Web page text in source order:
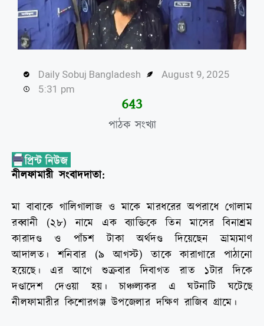
Daily Sobuj Bangladesh
August 9, 2025
5:31 pm
পাঠক সংখ্যা
644
নীলফামারী সংবাদদাতা:
মা বাবাকে গালিগালাজ ও মাকে মারধরের অপরাধে গোলাম
রব্বানী (২৮) নামে এক ব্যাক্তিকে তিন মাসের বিনাশ্রম
কারাদণ্ড ও পাঁচশ টাকা অর্থদণ্ড দিয়েছেন ভ্রাম্যমাণ
আদালত। শনিবার (৯ আগস্ট) তাকে কারাগারে পাঠানো
হয়েছে। এর আগে শুক্রবার দিবাগত রাত ১টার দিকে
দণ্ডাদেশ দেওয়া হয়। চাঞ্চল্যকর এ ঘটনাটি ঘটেছে
নীলফামারীর কিশোরগঞ্জ উপজেলার দক্ষিণ রাজিব গ্রামে।